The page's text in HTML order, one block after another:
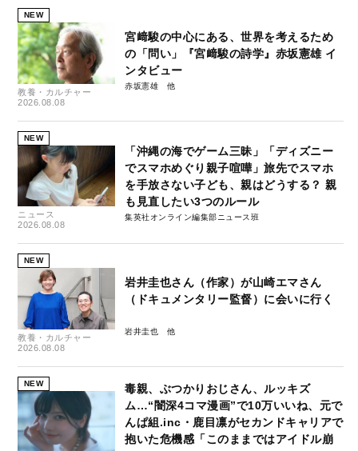
NEW
教養・カルチャー
2026.08.08
宮﨑駿の中心にある、世界を考えるため
の「問い」『宮﨑駿の詩学』赤坂憲雄 イ
ンタビュー
赤坂憲雄
NEW
ニュース
2026.08.08
「沖縄の海でゲーム三昧」「ディズニー
でスマホめぐり親子喧嘩」旅先でスマホ
を手放さない子ども、親はどうする？ 親
も見直したい3つのルール
集英社オンライン編集部ニュース班
NEW
教養・カルチャー
2026.08.08
岩井圭也さん（作家）が山崎エマさん
（ドキュメンタリー監督）に会いに行く
岩井圭也
NEW
毒親、ぶつかりおじさん、ルッキズ
ム…“闇深4コマ漫画”で10万いいね、元で
んぱ組.inc・鹿目凛がセカンドキャリアで
抱いた危機感「このままではアイドル崩